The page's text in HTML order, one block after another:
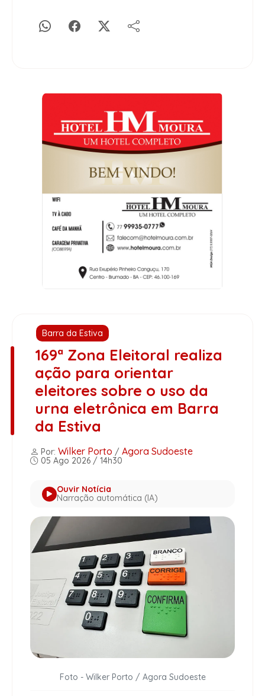
Barra da Estiva
169ª Zona Eleitoral realiza
ação para orientar
eleitores sobre o uso da
urna eletrônica em Barra
da Estiva
Por: Wilker Porto / Agora Sudoeste
05 Ago 2026 / 14h30
Ouvir Notícia
Narração automática (IA)
Foto - Wilker Porto / Agora Sudoeste